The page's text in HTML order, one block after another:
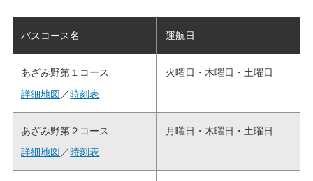
バスコース名 運航日
あざみ野第１コース
詳細地図 ／時刻表
火曜日・木曜日・土曜日
あざみ野第２コース
詳細地図 ／時刻表
月曜日・木曜日・土曜日